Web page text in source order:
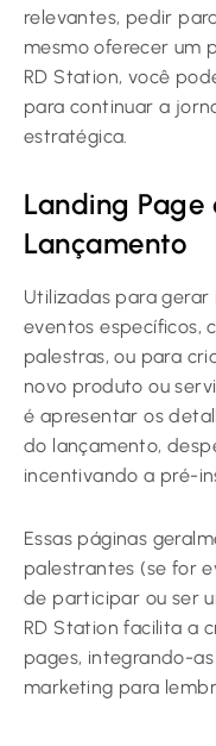
relevantes, pedir
mesmo oferecer um
RD Station, você
para continuar a
estratégica.
Landing Page
Lançamento
Utilizadas para gerar
eventos específicos,
palestras, ou para
novo produto ou
é apresentar os
do lançamento,
incentivando a pré-
Essas páginas
palestrantes (se for
de participar ou ser
RD Station facilita a
pages, integrando-
marketing para